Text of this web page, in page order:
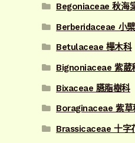
Begoniaceae 秋海
Berberidaceae 小
Betulaceae 樺木科
Bignoniaceae 紫葳
Bixaceae 臙脂樹科
Boraginaceae 紫草
Brassicaceae 十字